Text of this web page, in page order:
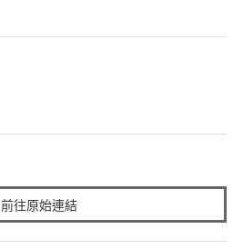
前往原始連結